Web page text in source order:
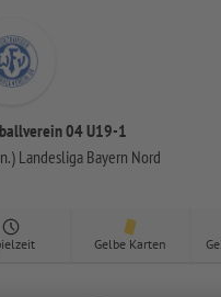
04 U19-1
Landesliga Bayern Nord
Gelbe Karten